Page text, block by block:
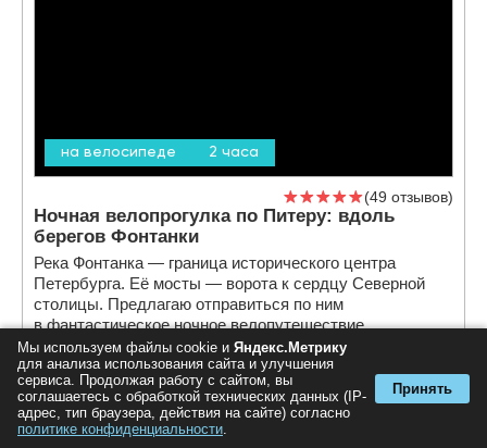
на велосипеде 2 часа
49 отзывов
Ночная велопрогулка по Питеру: вдоль
берегов Фонтанки
Река Фонтанка — граница исторического центра
Петербурга. Её мосты — ворота к сердцу Северной
столицы. Предлагаю отправиться по ним
в фантастическое ночное велопутешествие.
За каждым мостом скрывается своя история.
3 100 руб.за экскурсию
Мы используем файлы cookie и Яндекс.Метрику
для анализа использования сайта и улучшения
сервиса. Продолжая работу с сайтом, вы
соглашаетесь с обработкой технических данных (IP-
адрес, тип браузера, действия на сайте) согласно
политике конфиденциальности.
Принять